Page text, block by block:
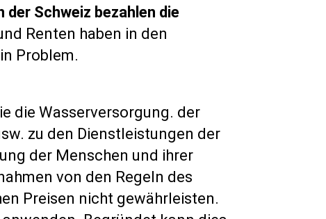
Schweiz bezahlen die
Renten haben in den
Problem.
die Wasserversorgung. der
zu den Dienstleistungen der
der Menschen und ihrer
von den Regeln des
Preisen nicht gewährleisten.